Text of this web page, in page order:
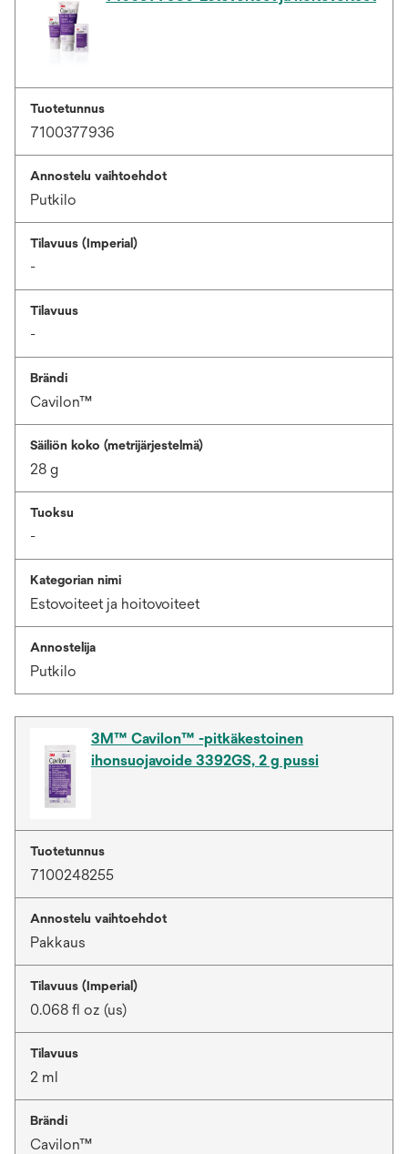
Tuotetunnus
7100377936
Annostelu vaihtoehdot
Putkilo
Tilavuus (Imperial)
-
Tilavuus
-
Brändi
Cavilon™
Säiliön koko (metrijärjestelmä)
28 g
Tuoksu
-
Kategorian nimi
Estovoiteet ja hoitovoiteet
Annostelija
Putkilo
3M™ Cavilon™ -pitkäkestoinen
ihonsuojavoide 3392GS, 2 g pussi
Tuotetunnus
7100248255
Annostelu vaihtoehdot
Pakkaus
Tilavuus (Imperial)
0.068 fl oz (us)
Tilavuus
2 ml
Brändi
Cavilon™